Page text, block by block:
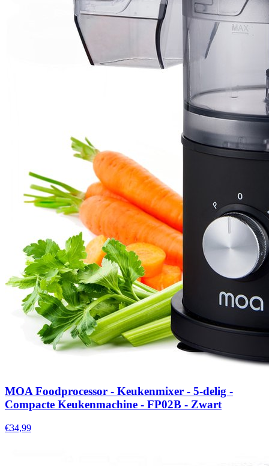
MOA Foodprocessor - Keukenmixer - 5-delig -
Compacte Keukenmachine - FP02B - Zwart
€34,99